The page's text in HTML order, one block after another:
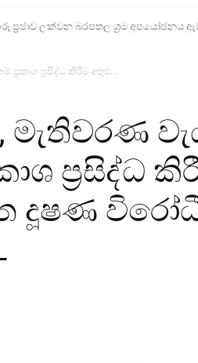
ලක්වන බරපතල ශ්‍රම අපයෝජනය
ප්‍රසිද්ධ කිරීම අතුළු...
ප්‍රසිද්ධ
දූෂණ